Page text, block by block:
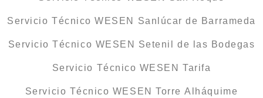
Servicio Técnico WESEN Sanlúcar de Barrameda
Servicio Técnico WESEN Setenil de las Bodegas
Servicio Técnico WESEN Tarifa
Servicio Técnico WESEN Torre Alháquime